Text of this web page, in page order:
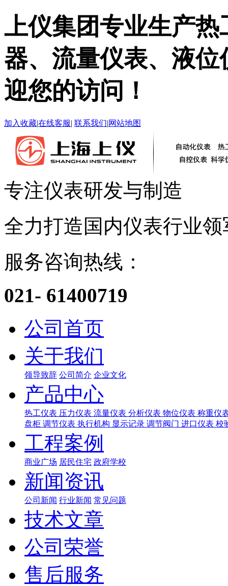
上仪集团专业生产
器、流量仪表、液
迎您的访问！
加入收藏|在线客服| 联系我们|网站地图
专注仪表研发与制造
全力打造国内仪表行业领
服务咨询热线：
021- 61400719
公司首页
关于我们
领导致辞 公司简介 企业文化
产品中心
热工仪表 压力仪表 流量仪表 分析仪表 物位仪表 称重仪
盘柜 调节仪表 执行机构 显示记录 调节阀门 进口仪表 校
工程案例
商业广场 居民住宅 政府学校
新闻资讯
公司新闻 行业新闻 常见问题
技术文章
公司荣誉
售后服务